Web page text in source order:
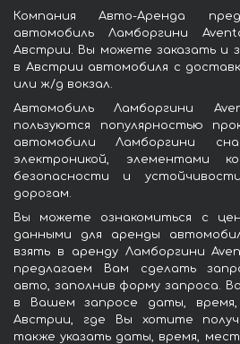
Компания Авто-Аренда
автомобиль Ламборгини
Австрии. Вы можете заказать и
в Австрии автомобиля с
или ж/д вокзал.
Автомобиль Ламборгини
пользуются популярностью
автомобили Ламборгини
электроникой, элементами
безопасности и
дорогам.
Вы можете ознакомиться с
данными для аренды
взять в аренду Ламборгини
предлагаем Вам сделать
авто, заполнив форму запроса.
в Вашем запросе даты,
Австрии, где Вы хотите
также указать даты, время,